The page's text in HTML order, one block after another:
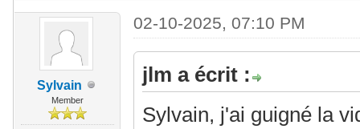
Sylvain
Member
02-10-2025, 07:10 PM
jlm a écrit :
Sylvain, j'ai guigné la